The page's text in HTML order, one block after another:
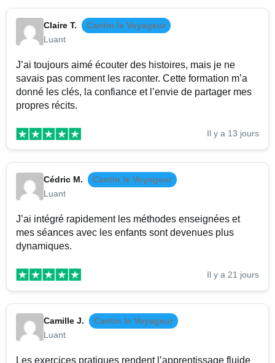
Claire T.
Cantin le Voyageur
Luant
J’ai toujours aimé écouter des histoires, mais je ne
savais pas comment les raconter. Cette formation m’a
donné les clés, la confiance et l’envie de partager mes
propres récits.
Il y a 13 jours
Cédric M.
Cantin le Voyageur
Luant
J’ai intégré rapidement les méthodes enseignées et
mes séances avec les enfants sont devenues plus
dynamiques.
Il y a 21 jours
Camille J.
Cantin le Voyageur
Luant
Les exercices pratiques rendent l’apprentissage fluide